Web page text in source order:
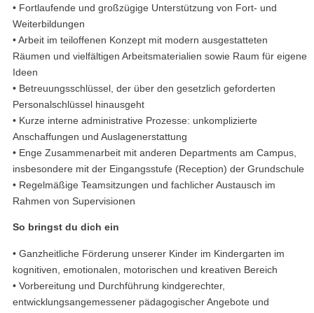
• Fortlaufende und großzügige Unterstützung von Fort- und
Weiterbildungen
• Arbeit im teiloffenen Konzept mit modern ausgestatteten
Räumen und vielfältigen Arbeitsmaterialien sowie Raum für eigene
Ideen
• Betreuungsschlüssel, der über den gesetzlich geforderten
Personalschlüssel hinausgeht
• Kurze interne administrative Prozesse: unkomplizierte
Anschaffungen und Auslagenerstattung
• Enge Zusammenarbeit mit anderen Departments am Campus,
insbesondere mit der Eingangsstufe (Reception) der Grundschule
• Regelmäßige Teamsitzungen und fachlicher Austausch im
Rahmen von Supervisionen
So bringst du dich ein
• Ganzheitliche Förderung unserer Kinder im Kindergarten im
kognitiven, emotionalen, motorischen und kreativen Bereich
• Vorbereitung und Durchführung kindgerechter,
entwicklungsangemessener pädagogischer Angebote und